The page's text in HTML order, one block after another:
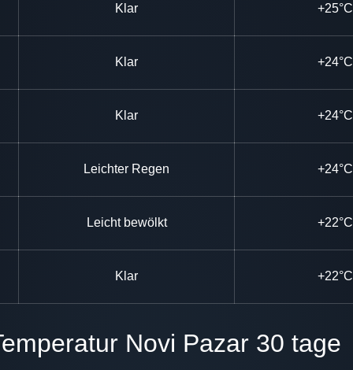
Klar +25°C
Klar +24°C
Klar +24°C
Leichter Regen +24°C
Leicht bewölkt +22°C
Klar +22°C
Temperatur Novi Pazar 30 tage